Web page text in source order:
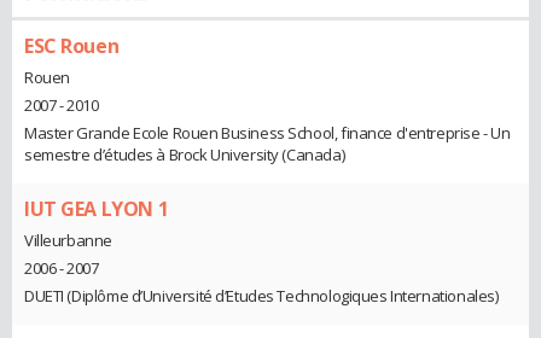
ESC Rouen
Rouen
2007 - 2010
Master Grande Ecole Rouen Business School, finance d'entreprise - Un
semestre d’études à Brock University (Canada)
IUT GEA LYON 1
Villeurbanne
2006 - 2007
DUETI (Diplôme d’Université d’Etudes Technologiques Internationales)